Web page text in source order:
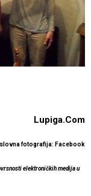
Lupiga.Com
fotografija: Facebook
elektroničkih medija u